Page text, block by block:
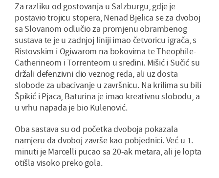
Za razliku od gostovanja u Salzburgu, gdje je
postavio trojicu stopera, Nenad Bjelica se za dvoboj
sa Slovanom odlučio za promjenu obrambenog
sustava te je u zadnjoj liniji imao četvoricu igrača, s
Ristovskim i Ogiwarom na bokovima te Theophile-
Catherineom i Torrenteom u sredini. Mišić i Sučić su
držali defenzivni dio veznog reda, ali uz dosta
slobode za ubacivanje u završnicu. Na krilima su bili
Špikić i Pjaca, Baturina je imao kreativnu slobodu, a
u vrhu napada je bio Kulenović.
Oba sastava su od početka dvoboja pokazala
namjeru da dvoboj završe kao pobjednici. Već u 1.
minuti je Marcelli pucao sa 20-ak metara, ali je lopta
otišla visoko preko gola.